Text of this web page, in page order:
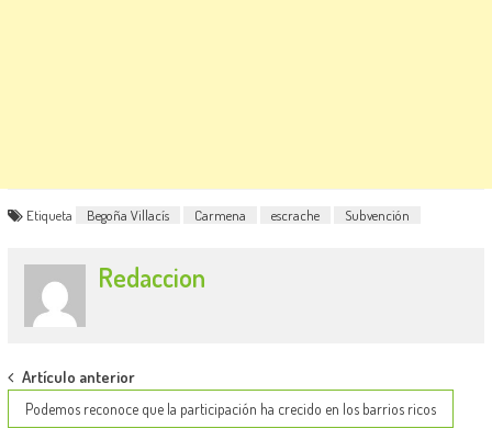
Etiqueta Begoña Villacís Carmena escrache Subvención
Redaccion
Post
navigation
Artículo anterior
Podemos reconoce que la participación ha crecido en los barrios ricos